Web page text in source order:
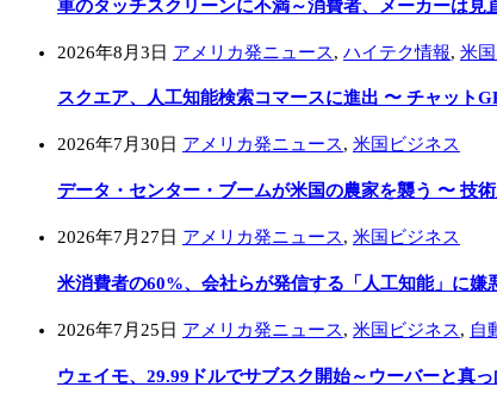
車のタッチスクリーンに不満～消費者、メーカーは見
2026年8月3日 アメリカ発ニュース, ハイテク情報, 米
スクエア、人工知能検索コマースに進出 〜 チャット
2026年7月30日 アメリカ発ニュース, 米国ビジネス
データ・センター・ブームが米国の農家を襲う 〜 技
2026年7月27日 アメリカ発ニュース, 米国ビジネス
米消費者の60%、会社らが発信する「人工知能」に
2026年7月25日 アメリカ発ニュース, 米国ビジネス, 自
ウェイモ、29.99ドルでサブスク開始～ウーバーと真